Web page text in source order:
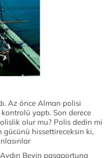
Az önce Alman polisi
yaptı. Son derece
olur mu? Polis dedin mi
gücünü hissettireceksin ki,
Beyin pasaportuna